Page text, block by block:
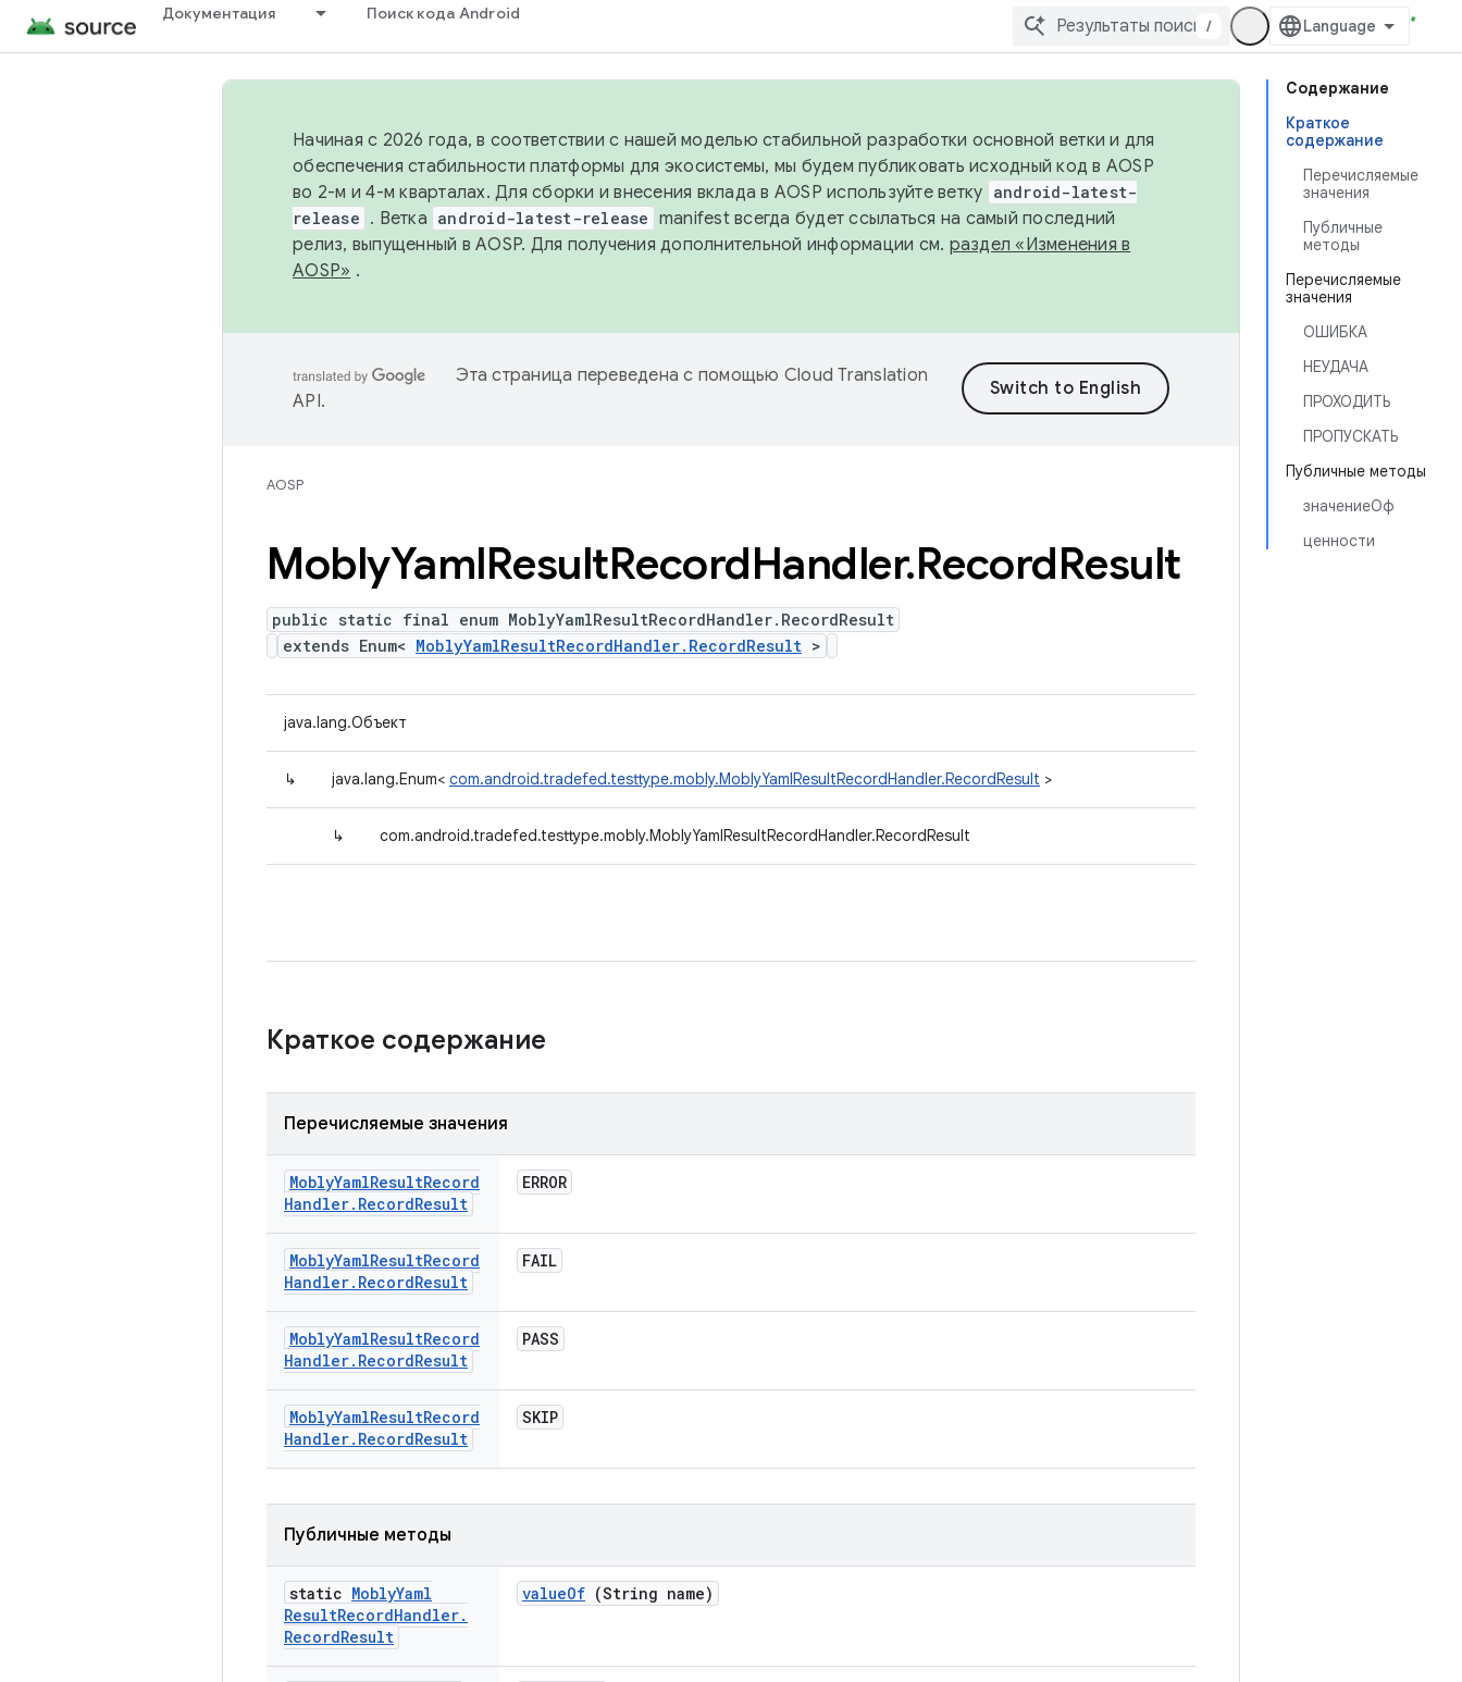
Документация Поиск кода Android
/
Содержание
Краткое
содержание
Перечисляемые
значения
Публичные
методы
Перечисляемые
значения
ОШИБКА
НЕУДАЧА
ПРОХОДИТЬ
ПРОПУСКАТЬ
Публичные методы
значениеОф
ценности
Начиная с 2026 года, в соответствии с нашей моделью стабильной разработки основной ветки и для
обеспечения стабильности платформы для экосистемы, мы будем публиковать исходный код в AOSP
во 2-м и 4-м кварталах. Для сборки и внесения вклада в AOSP используйте ветку android-latest-
release . Ветка android-latest-release manifest всегда будет ссылаться на самый последний
релиз, выпущенный в AOSP. Для получения дополнительной информации см. раздел «Изменения в
AOSP» .
Эта страница переведена с помощью Cloud Translation
API.
AOSP
MoblyYamlResultRecordHandler.RecordResult
public static final enum MoblyYamlResultRecordHandler.RecordResult
extends Enum< MoblyYamlResultRecordHandler.RecordResult >
java.lang.Объект
↳ java.lang.Enum< com.android.tradefed.testtype.mobly.MoblyYamlResultRecordHandler.RecordResult >
↳ com.android.tradefed.testtype.mobly.MoblyYamlResultRecordHandler.RecordResult
Краткое содержание
Перечисляемые значения
MoblyYamlResultRecord
Handler. RecordResult
ERROR
MoblyYamlResultRecord
Handler. RecordResult
FAIL
MoblyYamlResultRecord
Handler. RecordResult
PASS
MoblyYamlResultRecord
Handler. RecordResult
SKIP
Публичные методы
static MoblyYaml
ResultRecordHandler.
RecordResult
valueOf (String name)